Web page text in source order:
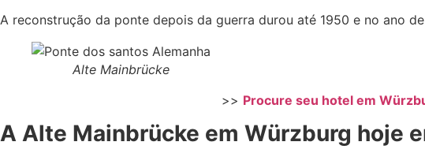
A reconstrução da ponte depois da guerra durou até 1950 e no ano
Alte Mainbrücke
>> Procure seu hotel em
A Alte Mainbrücke em Würzburg hoje